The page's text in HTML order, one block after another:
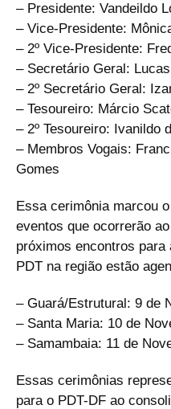
– Presidente: Vandeildo
– Vice-Presidente:
– 2º Vice-Presidente:
– Secretário Geral:
– 2º Secretário Geral:
– Tesoureiro: Márcio
– 2º Tesoureiro: Ivanildo
– Membros Vogais:
Gomes
Essa cerimônia marcou
eventos que ocorrerão
próximos encontros
PDT na região estão
– Guará/Estrutural: 9 de
– Santa Maria: 10 de
– Samambaia: 11 de
Essas cerimônias
para o PDT-DF ao